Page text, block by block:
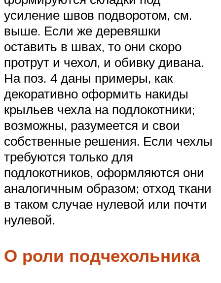
усиление швов подворотом, см.
выше. Если же деревяшки
оставить в швах, то они скоро
протрут и чехол, и обивку дивана.
На поз. 4 даны примеры, как
декоративно оформить накиды
крыльев чехла на подлокотники;
возможны, разумеется и свои
собственные решения. Если чехлы
требуются только для
подлокотников, оформляются они
аналогичным образом; отход ткани
в таком случае нулевой или почти
нулевой.
О роли подчехольника